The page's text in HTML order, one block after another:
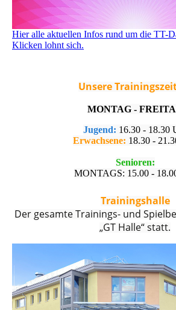
Hier alle aktuellen Infos rund um die TT-
Klicken lohnt sich.
Unsere
MONTAG -
Jugend: 16.30 - 18.30
Erwachsene: 18.30 -
Senioren:
MONTAGS: 15.00 -
Trainingshalle
Der gesamte Trainings- und
„GT Halle“ statt.